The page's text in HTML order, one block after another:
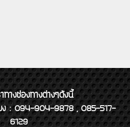
างช่องทางต่างๆดังนี้
มง : 094-904-9878 , 085-517-
6129